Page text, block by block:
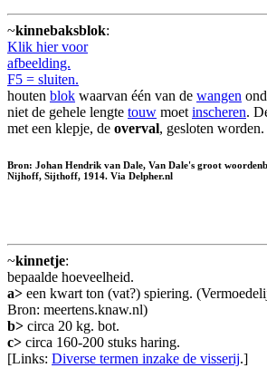
~kinnebaksblok:
Klik hier voor
afbeelding.
F5 = sluiten.
houten blok waarvan één van de wangen
niet de gehele lengte touw moet inscheren.
met een klepje, de overval, gesloten
Bron: Johan Hendrik van Dale, Van Dale's groot
Nijhoff, Sijthoff, 1914. Via Delpher.nl
~kinnetje:
bepaalde hoeveelheid.
a> een kwart ton (vat?) spiering.
Bron: meertens.knaw.nl)
b> circa 20 kg. bot.
c> circa 160-200 stuks haring.
[Links: Diverse termen inzake de visserij.]